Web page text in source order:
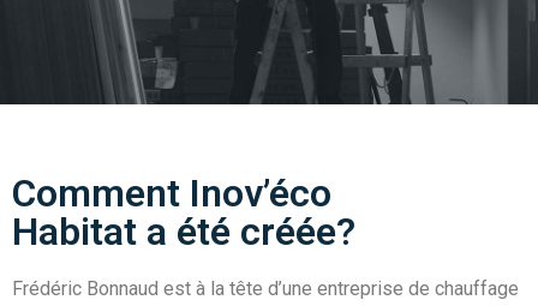
Comment Inov’éco
Habitat a été créée?
Frédéric Bonnaud est à la tête d’une entreprise de chauffage